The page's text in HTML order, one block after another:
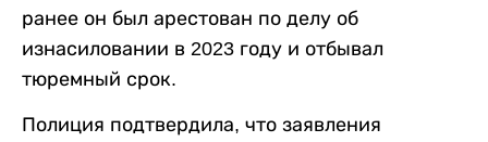
ранее он был арестован по делу об
изнасиловании в 2023 году и отбывал
тюремный срок.
Полиция подтвердила, что заявления